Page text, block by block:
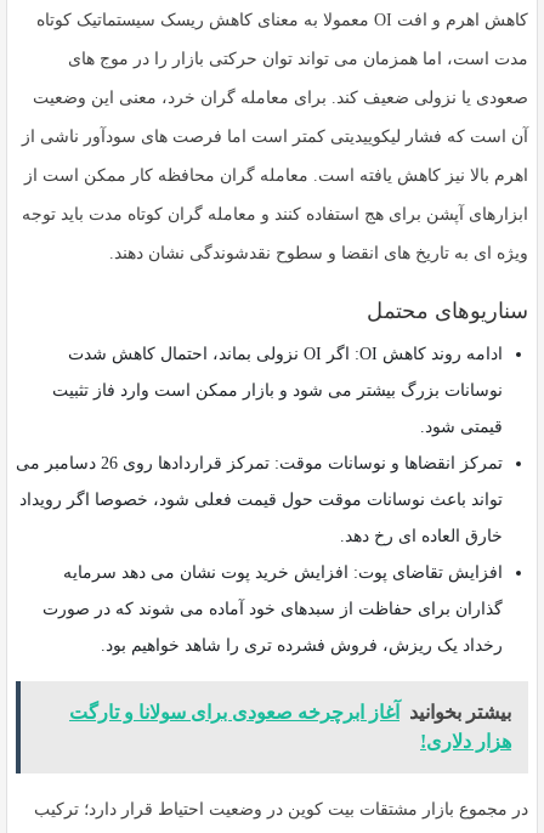
کاهش اهرم و افت OI معمولا به معنای کاهش ریسک سیستماتیک کوتاه
مدت است، اما همزمان می تواند توان حرکتی بازار را در موج های
صعودی یا نزولی ضعیف کند. برای معامله گران خرد، معنی این وضعیت
آن است که فشار لیکوییدیتی کمتر است اما فرصت های سودآور ناشی از
اهرم بالا نیز کاهش یافته است. معامله گران محافظه کار ممکن است از
ابزارهای آپشن برای هج استفاده کنند و معامله گران کوتاه مدت باید توجه
ویژه ای به تاریخ های انقضا و سطوح نقدشوندگی نشان دهند.
سناریوهای محتمل
ادامه روند کاهش OI: اگر OI نزولی بماند، احتمال کاهش شدت
نوسانات بزرگ بیشتر می شود و بازار ممکن است وارد فاز تثبیت
قیمتی شود.
تمرکز انقضاها و نوسانات موقت: تمرکز قراردادها روی 26 دسامبر می
تواند باعث نوسانات موقت حول قیمت فعلی شود، خصوصا اگر رویداد
خارق العاده ای رخ دهد.
افزایش تقاضای پوت: افزایش خرید پوت نشان می دهد سرمایه
گذاران برای حفاظت از سبدهای خود آماده می شوند که در صورت
رخداد یک ریزش، فروش فشرده تری را شاهد خواهیم بود.
بیشتر بخوانید
آغاز ابرچرخه صعودی برای سولانا و تارگت
هزار دلاری!
در مجموع بازار مشتقات بیت کوین در وضعیت احتیاط قرار دارد؛ ترکیب